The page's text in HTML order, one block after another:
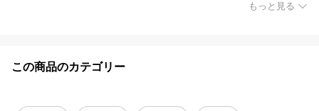
もっと見る
この商品のカテゴリー